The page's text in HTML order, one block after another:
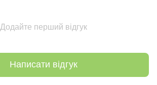
Додайте перший відгук
Написати відгук